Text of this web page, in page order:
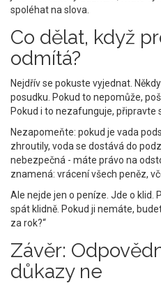
spoléhat na slova.
Co dělat, když
odmítá?
Nejdřív se pokuste vyjednat.
posudku. Pokud to nepomůže,
Pokud i to nezafunguje, připravte
Nezapomeňte: pokud je vada
zhroutily, voda se dostává do
nebezpečná - máte právo na
znamená: vrácení všech peněz,
Ale nejde jen o peníze. Jde o klid.
spát klidně. Pokud ji nemáte,
za rok?“
Závěr:
důkazy ne